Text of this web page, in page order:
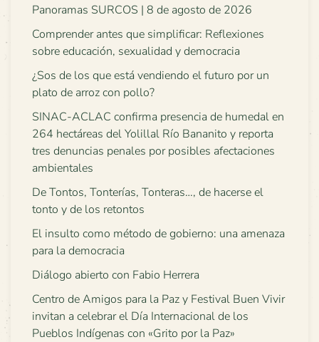
Panoramas SURCOS | 8 de agosto de 2026
Comprender antes que simplificar: Reflexiones
sobre educación, sexualidad y democracia
¿Sos de los que está vendiendo el futuro por un
plato de arroz con pollo?
SINAC-ACLAC confirma presencia de humedal en
264 hectáreas del Yolillal Río Bananito y reporta
tres denuncias penales por posibles afectaciones
ambientales
De Tontos, Tonterías, Tonteras…, de hacerse el
tonto y de los retontos
El insulto como método de gobierno: una amenaza
para la democracia
Diálogo abierto con Fabio Herrera
Centro de Amigos para la Paz y Festival Buen Vivir
invitan a celebrar el Día Internacional de los
Pueblos Indígenas con «Grito por la Paz»